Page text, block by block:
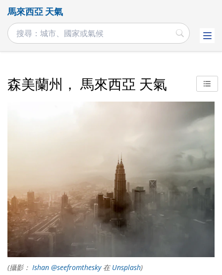
馬來西亞 天氣
森美蘭州， 馬來西亞 天氣
(攝影： Ishan @seefromthesky在Unsplash)